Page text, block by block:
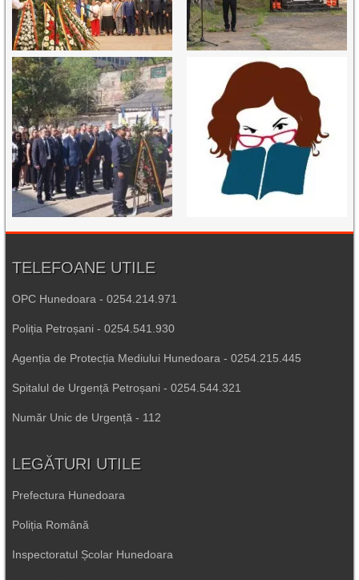
TELEFOANE UTILE
OPC Hunedoara - 0254.214.971
Poliția Petroșani - 0254.541.930
Agenția de Protecția Mediului Hunedoara - 0254.215.445
Spitalul de Urgență Petroșani - 0254.544.321
Număr Unic de Urgență - 112
LEGĂTURI UTILE
Prefectura Hunedoara
Poliția Română
Inspectoratul Școlar Hunedoara